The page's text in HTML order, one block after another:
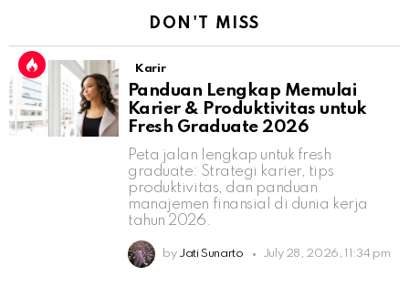
DON'T MISS
Karir
Panduan Lengkap Memulai
Karier & Produktivitas untuk
Fresh Graduate 2026
Peta jalan lengkap untuk fresh
graduate: Strategi karier, tips
produktivitas, dan panduan
manajemen finansial di dunia kerja
tahun 2026.
by Jati Sunarto July 28, 2026, 11:34 pm